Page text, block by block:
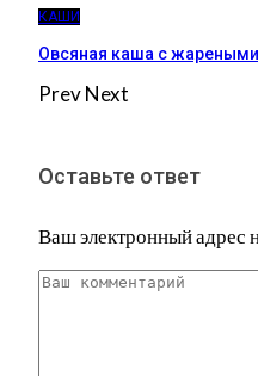
КАШИ
Овсяная каша с
PrevNext
Оставьте ответ
Ваш электронный адрес